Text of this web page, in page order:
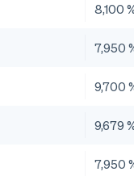
8,100
7,950
9,700
9,679
7,950